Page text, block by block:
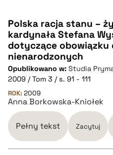
Polska racja stanu –
kardynała Stefana
dotyczące obowiązku
nienarodzonych
Opublikowano w: Studia
2009 / Tom 3 / s. 91 - 111
ROK: 2009
Anna Borkowska-Kniołek
Pełny tekst Zacytuj